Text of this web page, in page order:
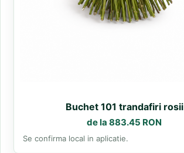
Buchet 101 trandafiri rosii
de la 883.45 RON
Se confirma local in aplicatie.